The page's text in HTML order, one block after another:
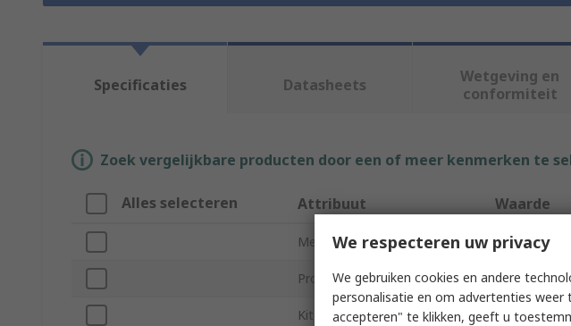
Specificaties Datasheets
Wetgeving en
conformiteit
Zoek vergelijkbare producten door een of meer kenmerken te
Alles selecteren Attribuut Waarde
Merk Brand-Rex
Product Type
Kit Classification
We respecteren uw privacy
We gebruiken cookies en andere
personalisatie en om advertenties weer
accepteren" te klikken, geeft u